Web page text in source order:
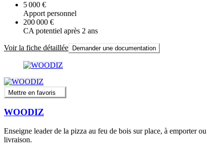
5 000 €
Apport personnel
200 000 €
CA potentiel après 2 ans
Voir la fiche détaillée Demander une documentation
Mettre en favoris
WOODIZ
Enseigne leader de la pizza au feu de bois sur place, à emporter ou
livraison.